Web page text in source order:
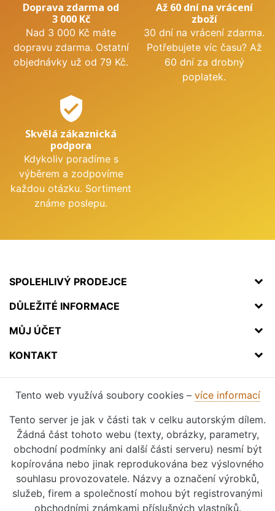
Doprava zdarma od
3 000 Kč
Nad 3 000 Kč máte
dopravu zdarma. Ostatní
objednávky už od 79 Kč.
Až 60 dní na vrácení
zboží
30 dní na vrácení zdarma.
Potřebujete víc času? Až
60 dní za drobný
poplatek.
verified_user
Skvělá zákaznická
podpora
Kdykoliv poradíme s
výběrem a zodpovíme
každou otázku. Sortiment
známe poslepu.
SPOLEHLIVÝ PRODEJCE
DŮLEŽITÉ INFORMACE
MŮJ ÚČET
KONTAKT
Tento web využívá soubory cookies – více informací
Tento server je jak v části tak v celku autorským dílem.
Žádná část tohoto webu (texty, obrázky, parametry,
obchodní podmínky ani další části serveru) nesmí být
kopírována nebo jinak reprodukována bez výslovného
souhlasu provozovatele. Názvy a označení výrobků,
služeb, firem a společností mohou být registrovanými
obchodními známkami příslušných vlastníků.